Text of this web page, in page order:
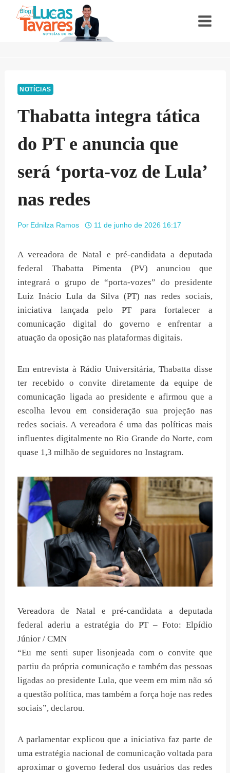
NOTÍCIAS
Thabatta integra tática
do PT e anuncia que
será ‘porta-voz de Lula’
nas redes
Por Ednilza Ramos 11 de junho de 2026 16:17
A vereadora de Natal e pré-candidata a deputada
federal Thabatta Pimenta (PV) anunciou que
integrará o grupo de “porta-vozes” do presidente
Luiz Inácio Lula da Silva (PT) nas redes sociais,
iniciativa lançada pelo PT para fortalecer a
comunicação digital do governo e enfrentar a
atuação da oposição nas plataformas digitais.
Em entrevista à Rádio Universitária, Thabatta disse
ter recebido o convite diretamente da equipe de
comunicação ligada ao presidente e afirmou que a
escolha levou em consideração sua projeção nas
redes sociais. A vereadora é uma das políticas mais
influentes digitalmente no Rio Grande do Norte, com
quase 1,3 milhão de seguidores no Instagram.
Vereadora de Natal e pré-candidata a deputada
federal aderiu a estratégia do PT – Foto: Elpídio
Júnior / CMN
“Eu me senti super lisonjeada com o convite que
partiu da própria comunicação e também das pessoas
ligadas ao presidente Lula, que veem em mim não só
a questão política, mas também a força hoje nas redes
sociais”, declarou.
A parlamentar explicou que a iniciativa faz parte de
uma estratégia nacional de comunicação voltada para
aproximar o governo federal dos usuários das redes